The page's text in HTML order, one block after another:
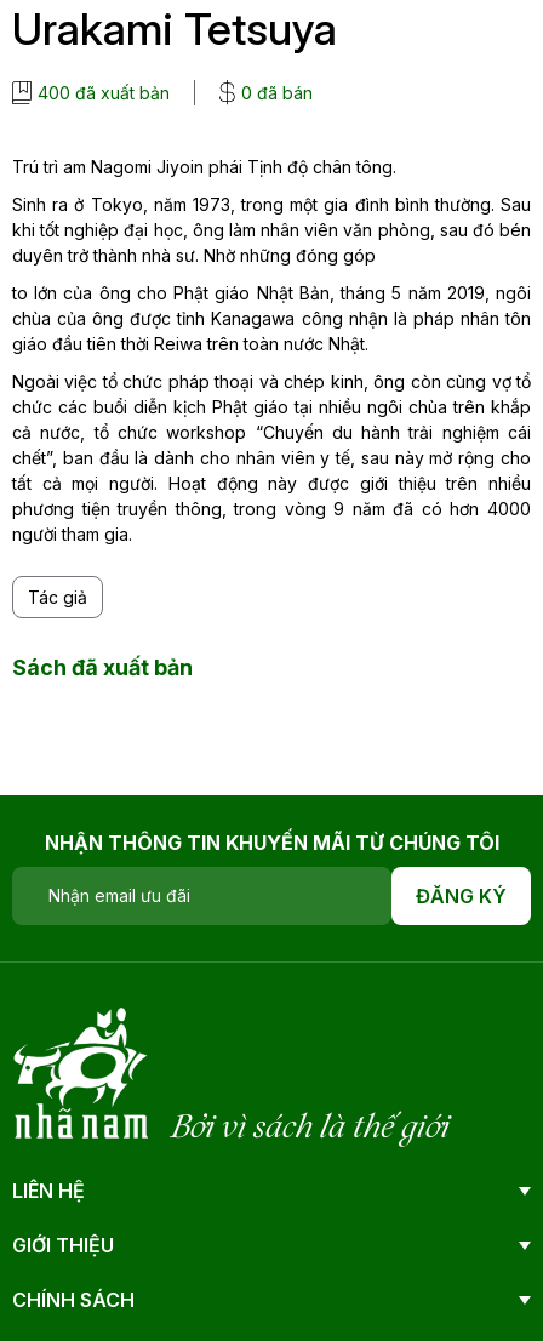
Urakami Tetsuya
400 đã xuất bản 0 đã bán
Trú trì am Nagomi Jiyoin phái Tịnh độ chân tông.
Sinh ra ở Tokyo, năm 1973, trong một gia đình bình thường. Sau
khi tốt nghiệp đại học, ông làm nhân viên văn phòng, sau đó bén
duyên trở thành nhà sư. Nhờ những đóng góp
to lớn của ông cho Phật giáo Nhật Bản, tháng 5 năm 2019, ngôi
chùa của ông được tỉnh Kanagawa công nhận là pháp nhân tôn
giáo đầu tiên thời Reiwa trên toàn nước Nhật.
Ngoài việc tổ chức pháp thoại và chép kinh, ông còn cùng vợ tổ
chức các buổi diễn kịch Phật giáo tại nhiều ngôi chùa trên khắp
cả nước, tổ chức workshop “Chuyến du hành trải nghiệm cái
chết”, ban đầu là dành cho nhân viên y tế, sau này mở rộng cho
tất cả mọi người. Hoạt động này được giới thiệu trên nhiều
phương tiện truyền thông, trong vòng 9 năm đã có hơn 4000
người tham gia.
Tác giả
Sách đã xuất bản
NHẬN THÔNG TIN KHUYẾN MÃI TỪ CHÚNG TÔI
ĐĂNG KÝ
Bởi vì sách là thế giới
LIÊN HỆ
GIỚI THIỆU
CHÍNH SÁCH